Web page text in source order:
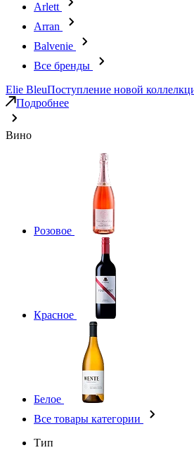
Arlett
Arran
Balvenie
Все бренды
Elie BleuПоступление новой
Подробнее
Вино
Розовое
Красное
Белое
Все товары категории
Тип